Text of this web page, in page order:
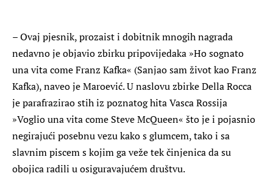
– Ovaj pjesnik, prozaist i dobitnik mnogih nagrada
nedavno je objavio zbirku pripovijedaka »Ho sognato
una vita come Franz Kafka« (Sanjao sam život kao Franz
Kafka), naveo je Maroević. U naslovu zbirke Della Rocca
je parafrazirao stih iz poznatog hita Vasca Rossija
»Voglio una vita come Steve McQueen« što je i pojasnio
negirajući posebnu vezu kako s glumcem, tako i sa
slavnim piscem s kojim ga veže tek činjenica da su
obojica radili u osiguravajućem društvu.